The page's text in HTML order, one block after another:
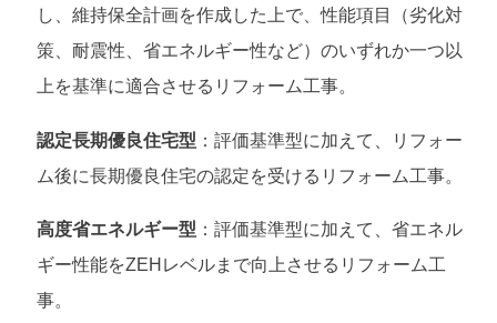
し、維持保全計画を作成した上で、性能項目（劣化対
策、耐震性、省エネルギー性など）のいずれか一つ以
上を基準に適合させるリフォーム工事。
認定長期優良住宅型 ：評価基準型に加えて、リフォー
ム後に長期優良住宅の認定を受けるリフォーム工事。
高度省エネルギー型 ：評価基準型に加えて、省エネル
ギー性能をZEHレベルまで向上させるリフォーム工
事。